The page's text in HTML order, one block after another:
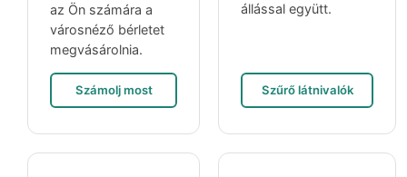
az Ön számára a
városnéző bérletet
megvásárolnia.
Számolj most
állással együtt.
Szűrő látnivalók